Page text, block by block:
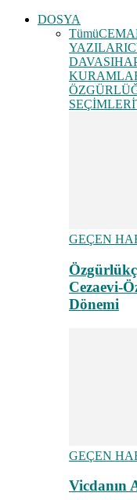
DOSYA
Tümü
YAZILARI
DAVASI
SEÇİMLERİ
GEÇEN
Cezaevi-
Dönemi
GEÇEN
Vicdanın